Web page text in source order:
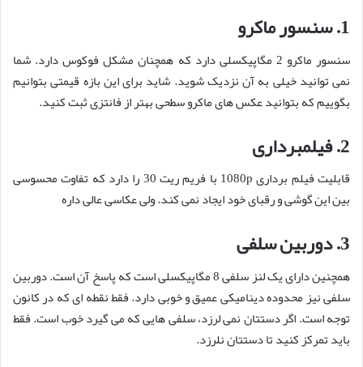
1. سنسور ماکرو
سنسور ماکرو 2 مگاپیکسلی دارد که همچنان مشکل فوکوس دارد. شما
نمی توانید خیلی به آن نزدیک شوید. شاید برای این بازه قیمتی بتوانیم
بگوییم که بتوانید عکس های ماکرو سطحی بهتر از فانتزی ثبت کنید.
2. فیلمبرداری
قابلیت فیلم برداری 1080p با فریم ریت 30 را دارد که تفاوت محسوسی
بین این گوشی و رقبای خود ایجاد نمی کند. ولی عکاسی عالی داره
3. دوربین سلفی
همچنین دارای یک لنز سلفی 8 مگاپیکسلی است که پاسخ آن است. دوربین
سلفی نیز محدوده دینامیکی عمیق و خوبی دارد. فقط نقطه ای که در کانون
توجه است. اگر دستتان نمی لرزد، سلفی هایی که می گیرد خوب است. فقط
باید تمرکز کنید تا دستتان نلرزد.